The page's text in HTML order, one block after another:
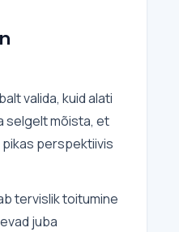
valida, kuid alati
selgelt mõista, et
pikas perspektiivis
tervislik toitumine
juba